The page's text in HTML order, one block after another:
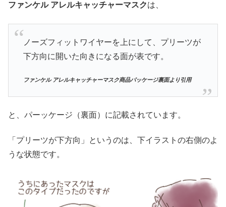
ファンケル アレルキャッチャーマスクは、
ノーズフィットワイヤーを上にして、プリーツが
下方向に開いた向きになる面が表です。
ファンケル アレルキャッチャーマスク商品パッケージ裏面より引用
と、パーッケージ（裏面）に記載されています。
「プリーツが下方向」というのは、下イラストの右側のよ
うな状態です。